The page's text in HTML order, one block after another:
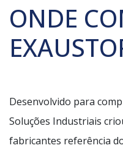
ONDE
Desenvolvido para
Soluções Industriais
fabricantes referência